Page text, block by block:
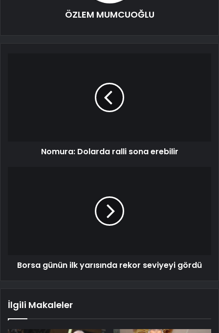
ÖZLEM MUMCUOĞLU
Nomura: Dolarda ralli sona erebilir
Borsa günün ilk yarısında rekor seviyeyi gördü
İlgili Makaleler